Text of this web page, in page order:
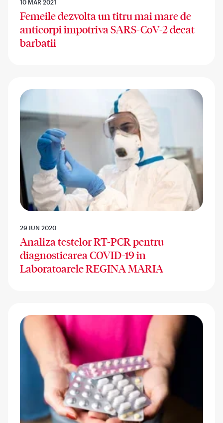
10 MAR 2021
Femeile dezvolta un titru mai mare de
anticorpi impotriva SARS-CoV-2 decat
barbatii
29 IUN 2020
Analiza testelor RT-PCR pentru
diagnosticarea COVID-19 in
Laboratoarele REGINA MARIA